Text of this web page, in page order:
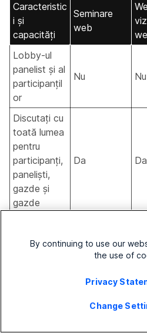
Caracteristic
i și
capacități
Seminare
web
Lobby-ul
panelist și al
participanțil
or
Nu Nu
Discutați cu
toată lumea
pentru
participanți,
paneliști,
gazde și
gazde
Da Da
pot iniția
chat-ul cu
Nu Nu
gazde, și
By continuing to use our
the use of
Privacy
Change